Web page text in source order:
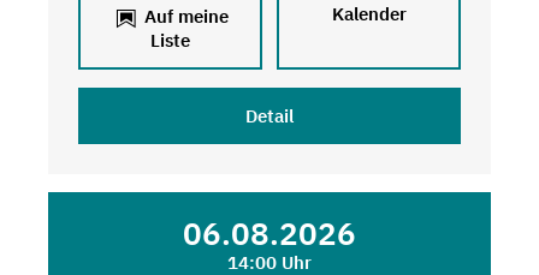
Auf meine
Liste
Kalender
Detail
06.08.2026
14:00 Uhr